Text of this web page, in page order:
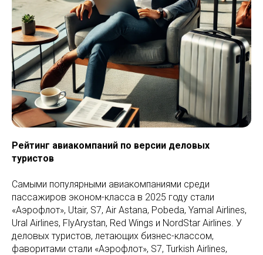
Рейтинг авиакомпаний по версии деловых
туристов
Самыми популярными авиакомпаниями среди
пассажиров эконом-класса в 2025 году стали
«Аэрофлот», Utair, S7, Air Astana, Pobeda, Yamal Airlines,
Ural Airlines, FlyArystan, Red Wings и NordStar Airlines. У
деловых туристов, летающих бизнес-классом,
фаворитами стали «Аэрофлот», S7, Turkish Airlines,